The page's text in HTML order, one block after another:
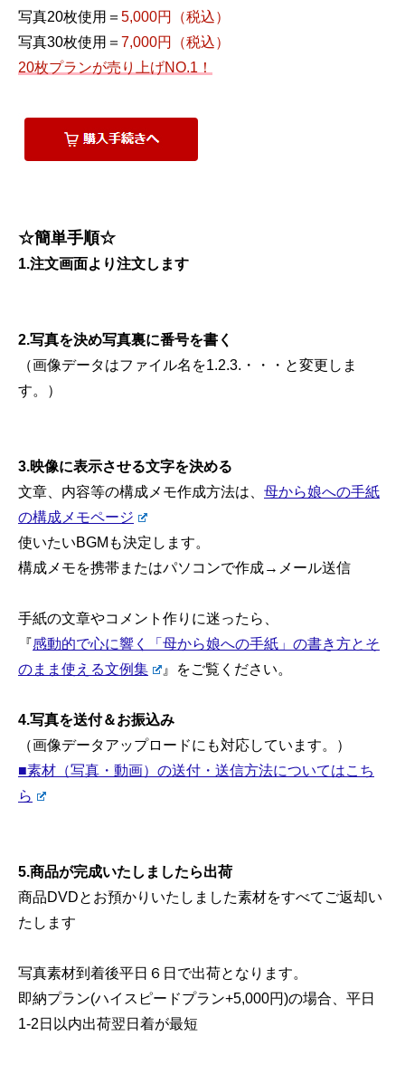
写真20枚使用＝ 5,000円（税込）
写真30枚使用＝ 7,000円（税込）
20枚プランが売り上げNO.1！
☆簡単手順☆
1.注文画面より注文します
2.写真を決め写真裏に番号を書く
（画像データはファイル名を1.2.3.・・・と変更しま
す。）
3.映像に表示させる文字を決める
文章、内容等の構成メモ作成方法は、 母から娘への手紙
の構成メモページ
使いたいBGMも決定します。
構成メモを携帯またはパソコンで作成→メール送信
手紙の文章やコメント作りに迷ったら、
『感動的で心に響く「母から娘への手紙」の書き方とそ
のまま使える文例集
』をご覧ください。
4.写真を送付＆お振込み
（画像データアップロードにも対応しています。）
■素材（写真・動画）の送付・送信方法についてはこち
ら
5.商品が完成いたしましたら出荷
商品DVDとお預かりいたしました素材をすべてご返却い
たします
写真素材到着後平日６日で出荷となります。
即納プラン(ハイスピードプラン+5,000円)の場合、平日
1-2日以内出荷翌日着が最短